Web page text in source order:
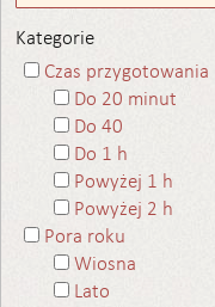
Kategorie
Czas przygotowania
Do 20 minut
Do 40
Do 1 h
Powyżej 1 h
Powyżej 2 h
Pora roku
Wiosna
Lato